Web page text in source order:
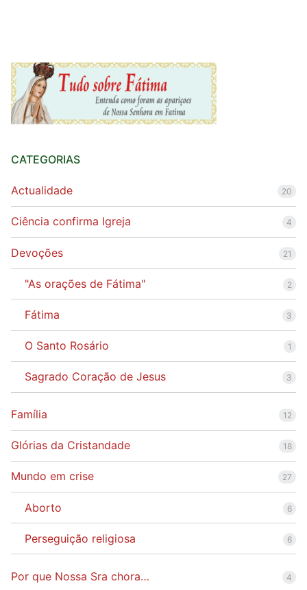
CATEGORIAS
Actualidade 20
Ciência confirma Igreja 4
Devoções 21
"As orações de Fátima" 2
Fátima 3
O Santo Rosário 1
Sagrado Coração de Jesus 3
Família 12
Glórias da Cristandade 18
Mundo em crise 27
Aborto 6
Perseguição religiosa 6
Por que Nossa Sra chora… 4